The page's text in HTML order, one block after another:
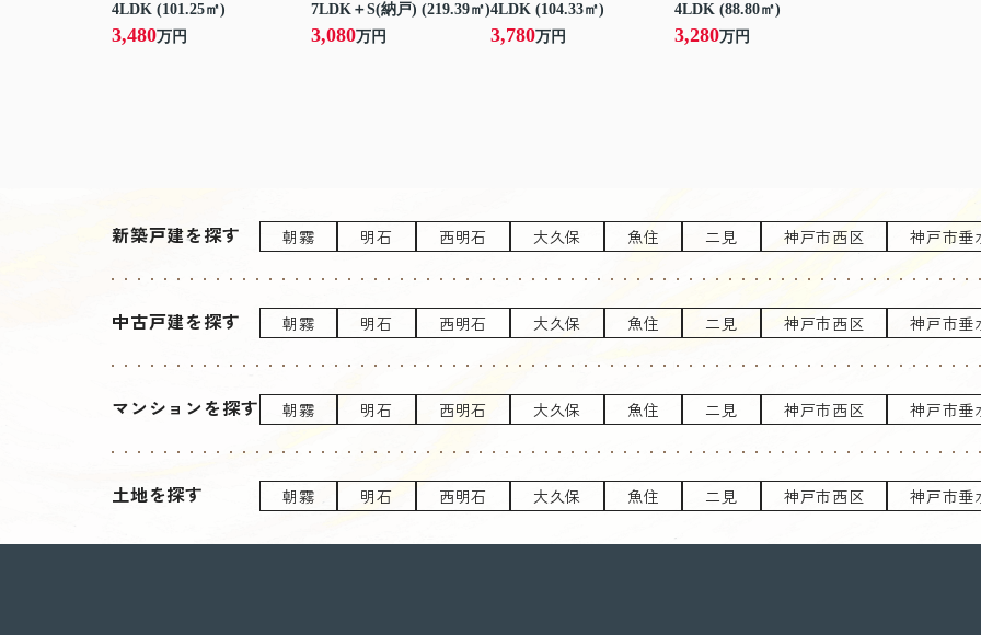
4LDK (101.25㎡)
3,480万円
7LDK＋S(納戸) (219.39㎡)
3,080万円
4LDK (104.33㎡)
3,780万円
4LDK (88.80㎡)
3,280万円
新築戸建を探す 朝霧 明石 西明石 大久保 魚住 二見 神戸市西区 神戸市垂
中古戸建を探す 朝霧 明石 西明石 大久保 魚住 二見 神戸市西区 神戸市垂
マンションを探す 朝霧 明石 西明石 大久保 魚住 二見 神戸市西区 神戸市垂
土地を探す 朝霧 明石 西明石 大久保 魚住 二見 神戸市西区 神戸市垂